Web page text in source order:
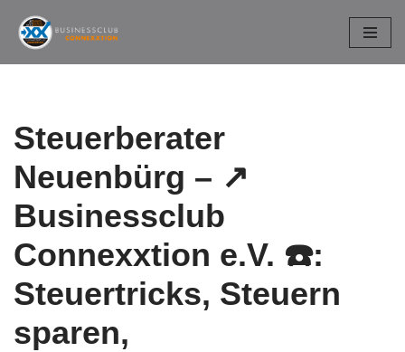
Zum
Steuerberater
Neuenbürg – ↗️
Businessclub
Connexxtion e.V. ☎️:
Steuertricks, Steuern
sparen,